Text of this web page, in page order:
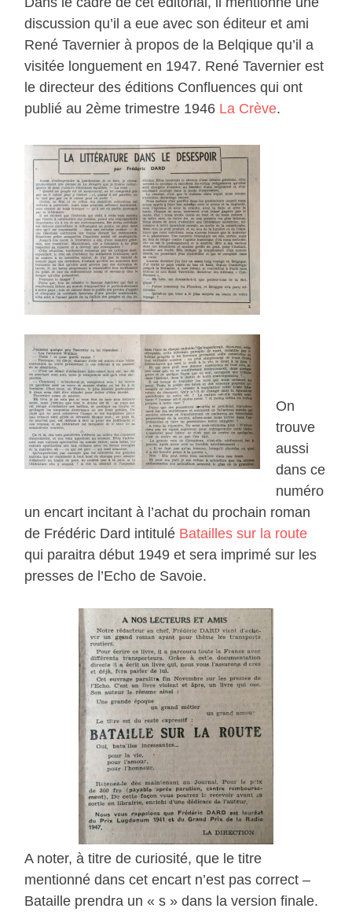
discussion qu’il a eue avec son éditeur et ami
René Tavernier à propos de la Belqique qu’il a
visitée longuement en 1947. René Tavernier est
le directeur des éditions Confluences qui ont
publié au 2ème trimestre 1946 La Crève.
On
trouve
aussi
dans ce
numéro
un encart incitant à l’achat du prochain roman
de Frédéric Dard intitulé Batailles sur la route
qui paraitra début 1949 et sera imprimé sur les
presses de l’Echo de Savoie.
A noter, à titre de curiosité, que le titre
mentionné dans cet encart n’est pas correct –
Bataille prendra un « s » dans la version finale.